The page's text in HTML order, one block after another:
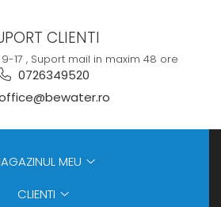
CLIENTI
17 , Suport mail in maxim 48 ore
0726349520
MEU
CLIENTI